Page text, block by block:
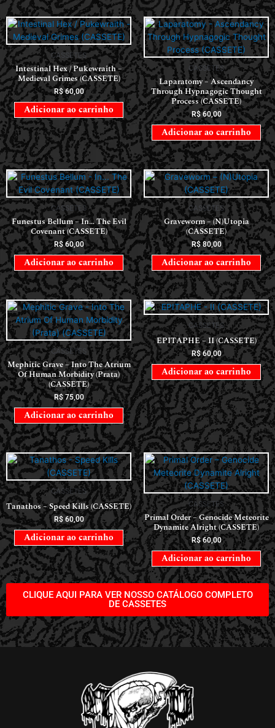
CASSETES
Intestinal Hex / Pukewraith –
Medieval Grimes (CASSETE)
R$60,00
Adicionar ao carrinho
CASSETES
Laparatomy – Ascendancy
Through Hypnagogic Thought
Process (CASSETE)
R$60,00
Adicionar ao carrinho
CASSETES
Funestus Bellum – In… The Evil
Covenant (CASSETE)
R$60,00
Adicionar ao carrinho
CASSETES
Graveworm – (N)Utopia
(CASSETE)
R$80,00
Adicionar ao carrinho
CASSETES
Mephitic Grave – Into The Atrium
Of Human Morbidity (Prata)
(CASSETE)
R$75,00
Adicionar ao carrinho
CASSETES
EPITAPHE – II (CASSETE)
R$60,00
Adicionar ao carrinho
CASSETES
Tanathos – Speed Kills (CASSETE)
R$60,00
Adicionar ao carrinho
CASSETES
Primal Order – Genocide Meteorite
Dynamite Alright (CASSETE)
R$60,00
Adicionar ao carrinho
CLIQUE AQUI PARA VER NOSSO CATÁLOGO COMPLETO
DE CASSETES